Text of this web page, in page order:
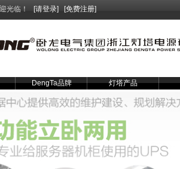
DengTa品牌 灯塔产品
光临！ [请登录] [免费注册]